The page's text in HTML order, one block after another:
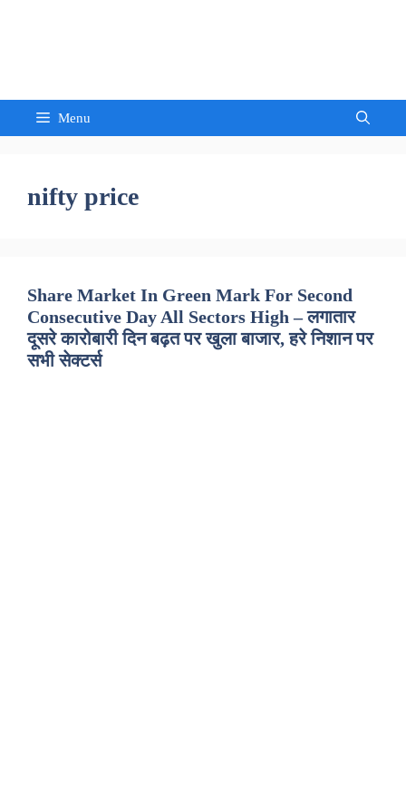
Menu
nifty price
Share Market In Green Mark For Second
Consecutive Day All Sectors High – लगातार
दूसरे कारोबारी दिन बढ़त पर खुला बाजार, हरे निशान पर
सभी सेक्टर्स